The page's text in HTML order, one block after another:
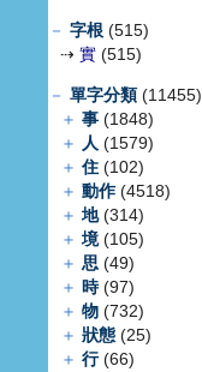
－ 字根 (515)
⇢ 實 (515)
－ 單字分類(11455)
＋ 事 (1848)
＋ 人 (1579)
＋ 住 (102)
＋ 動作(4518)
＋ 地(314)
＋ 境(105)
＋ 思 (49)
＋ 時(97)
＋ 物 (732)
＋ 狀態 (25)
＋ 行(66)